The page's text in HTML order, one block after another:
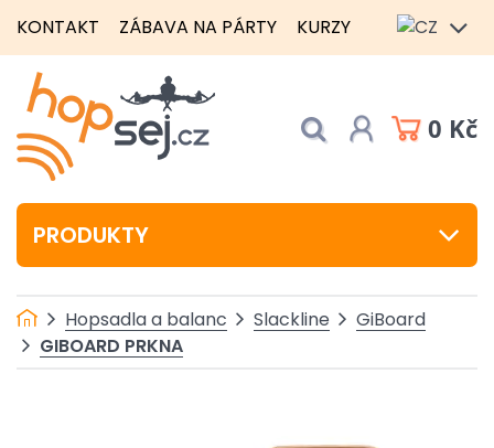
KONTAKT ZÁBAVA NA PÁRTY KURZY
0 Kč
PRODUKTY
Hopsadla a balanc Slackline
GiBoard
GIBOARD PRKNA